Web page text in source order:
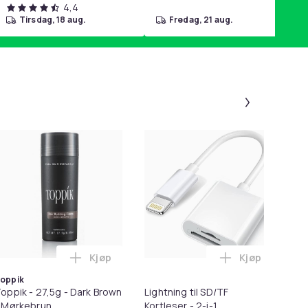
4,4
tirsdag, 18 aug. fredag, 21 aug.
for Poter i handlekurven
Converter 1080p - Adapter i handlekurven
- 27,5g - Dark Brown
Legg Toppik - 27,5g - Dark Brown -
Kjøp
Lightning til SD/TF
Legg
Kjøp